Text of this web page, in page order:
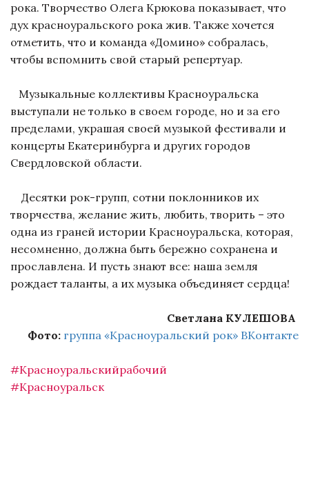
рока. Творчество Олега Крюкова показывает, что
дух красноуральского рока жив. Также хочется
отметить, что и команда «Домино» собралась,
чтобы вспомнить свой старый репертуар.
Музыкальные коллективы Красноуральска
выступали не только в своем городе, но и за его
пределами, украшая своей музыкой фестивали и
концерты Екатеринбурга и других городов
Свердловской области.
Десятки рок-групп, сотни поклонников их
творчества, желание жить, любить, творить – это
одна из граней истории Красноуральска, которая,
несомненно, должна быть бережно сохранена и
прославлена. И пусть знают все: наша земля
рождает таланты, а их музыка объединяет сердца!
Светлана КУЛЕШОВА
Фото: группа «Красноуральский рок» ВКонтакте
#Красноуральскийрабочий
#Красноуральск